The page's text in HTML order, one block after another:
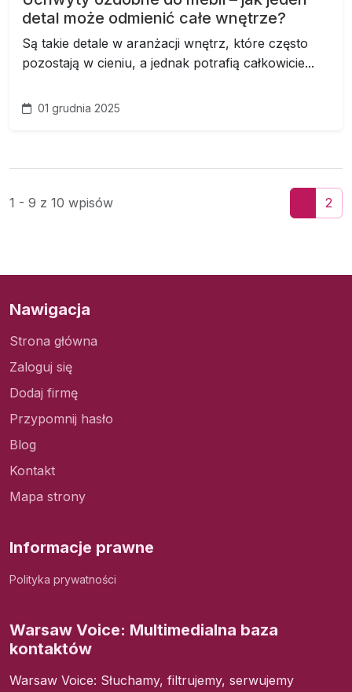
detal może odmienić całe wnętrze?
Są takie detale w aranżacji wnętrz, które często
pozostają w cieniu, a jednak potrafią całkowicie...
01 grudnia 2025
1 - 9 z 10 wpisów 2
Nawigacja
Strona główna
Zaloguj się
Dodaj firmę
Przypomnij hasło
Blog
Kontakt
Mapa strony
Informacje prawne
Polityka prywatności
Warsaw Voice: Multimedialna baza
kontaktów
Warsaw Voice: Słuchamy, filtrujemy, serwujemy